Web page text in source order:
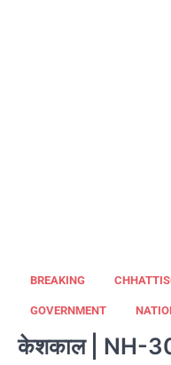
BREAKING
GOVERNMENT
केशकाल | NH-30